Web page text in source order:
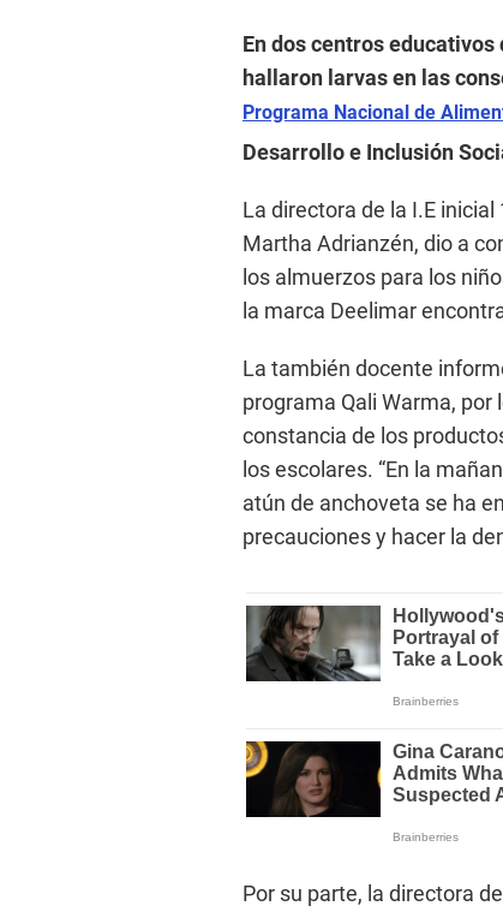
En dos centros
hallaron larvas en las
Programa Nacional de
Desarrollo e Inclusión
La directora de la I.E
Martha Adrianzén, dio a
los almuerzos para los
la marca Deelimar
La también docente
programa Qali Warma,
constancia de los
los escolares. “En la
atún de anchoveta se ha
precauciones y hacer la
Por su parte, la directora